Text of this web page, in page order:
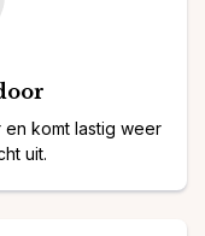
komt lastig weer
uit.